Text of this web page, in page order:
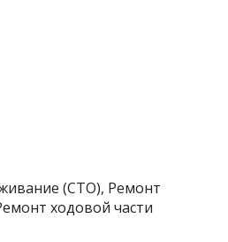
(СТО), Ремонт
ходовой части